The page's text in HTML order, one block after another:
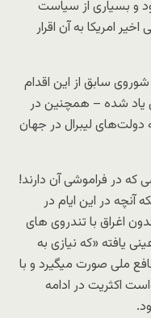
و بسیاری از سیاست
امریکا به آن اقرار
شوروی سابق از این اقدام
یاد شده – همچنین در
دولت‌های لیبرال در جهان
که در فراموشی آن دارند!
در این ایام در
اغراق با تندروی های
یافته «که نیازی به
ملی صورت میگیرد و با
اکثریت در ادامه